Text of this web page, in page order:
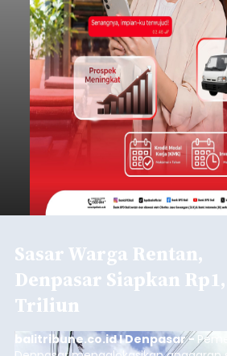
Sasar Warga Rentan,
Denpasar Siapkan
Triliun
balitribune.co.id I Denpasar -